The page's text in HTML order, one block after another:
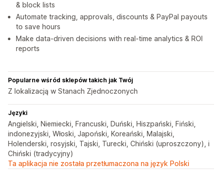
& block lists
Automate tracking, approvals, discounts & PayPal payouts
to save hours
Make data-driven decisions with real-time analytics & ROI
reports
Popularne wśród sklepów takich jak Twój
Z lokalizacją w Stanach Zjednoczonych
Języki
Angielski, Niemiecki, Francuski, Duński, Hiszpański, Fiński,
indonezyjski, Włoski, Japoński, Koreański, Malajski,
Holenderski, rosyjski, Tajski, Turecki, Chiński (uproszczony), i
Chiński (tradycyjny)
Ta aplikacja nie została przetłumaczona na język Polski